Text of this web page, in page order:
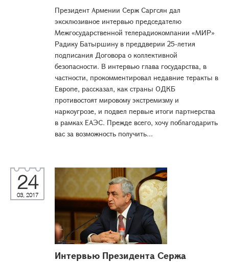
Президент Армении Серж Саргсян дал
эксклюзивное интервью председателю
Межгосударственной телерадиокомпании «МИР»
Радику Батыршину в преддверии 25-летия
подписания Договора о коллективной
безопасности. В интервью глава государства, в
частности, прокомментировал недавние теракты в
Европе, рассказал, как страны ОДКБ
противостоят мировому экстремизму и
наркоугрозе, и подвел первые итоги партнерства
в рамках ЕАЭС. Прежде всего, хочу поблагодарить
вас за возможность получить...
24
03, 2017
Интервью Президента Сержа